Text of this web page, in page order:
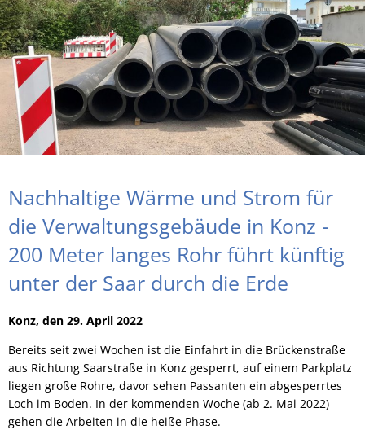
Nachhaltige Wärme und Strom für
die Verwaltungsgebäude in Konz -
200 Meter langes Rohr führt künftig
unter der Saar durch die Erde
Konz, den 29. April 2022
Bereits seit zwei Wochen ist die Einfahrt in die Brückenstraße
aus Richtung Saarstraße in Konz gesperrt, auf einem Parkplatz
liegen große Rohre, davor sehen Passanten ein abgesperrtes
Loch im Boden. In der kommenden Woche (ab 2. Mai 2022)
gehen die Arbeiten in die heiße Phase.